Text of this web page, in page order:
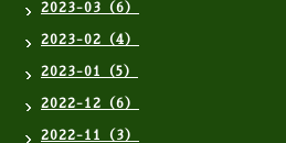
2023-03（6）
2023-02（4）
2023-01（5）
2022-12（6）
2022-11（3）